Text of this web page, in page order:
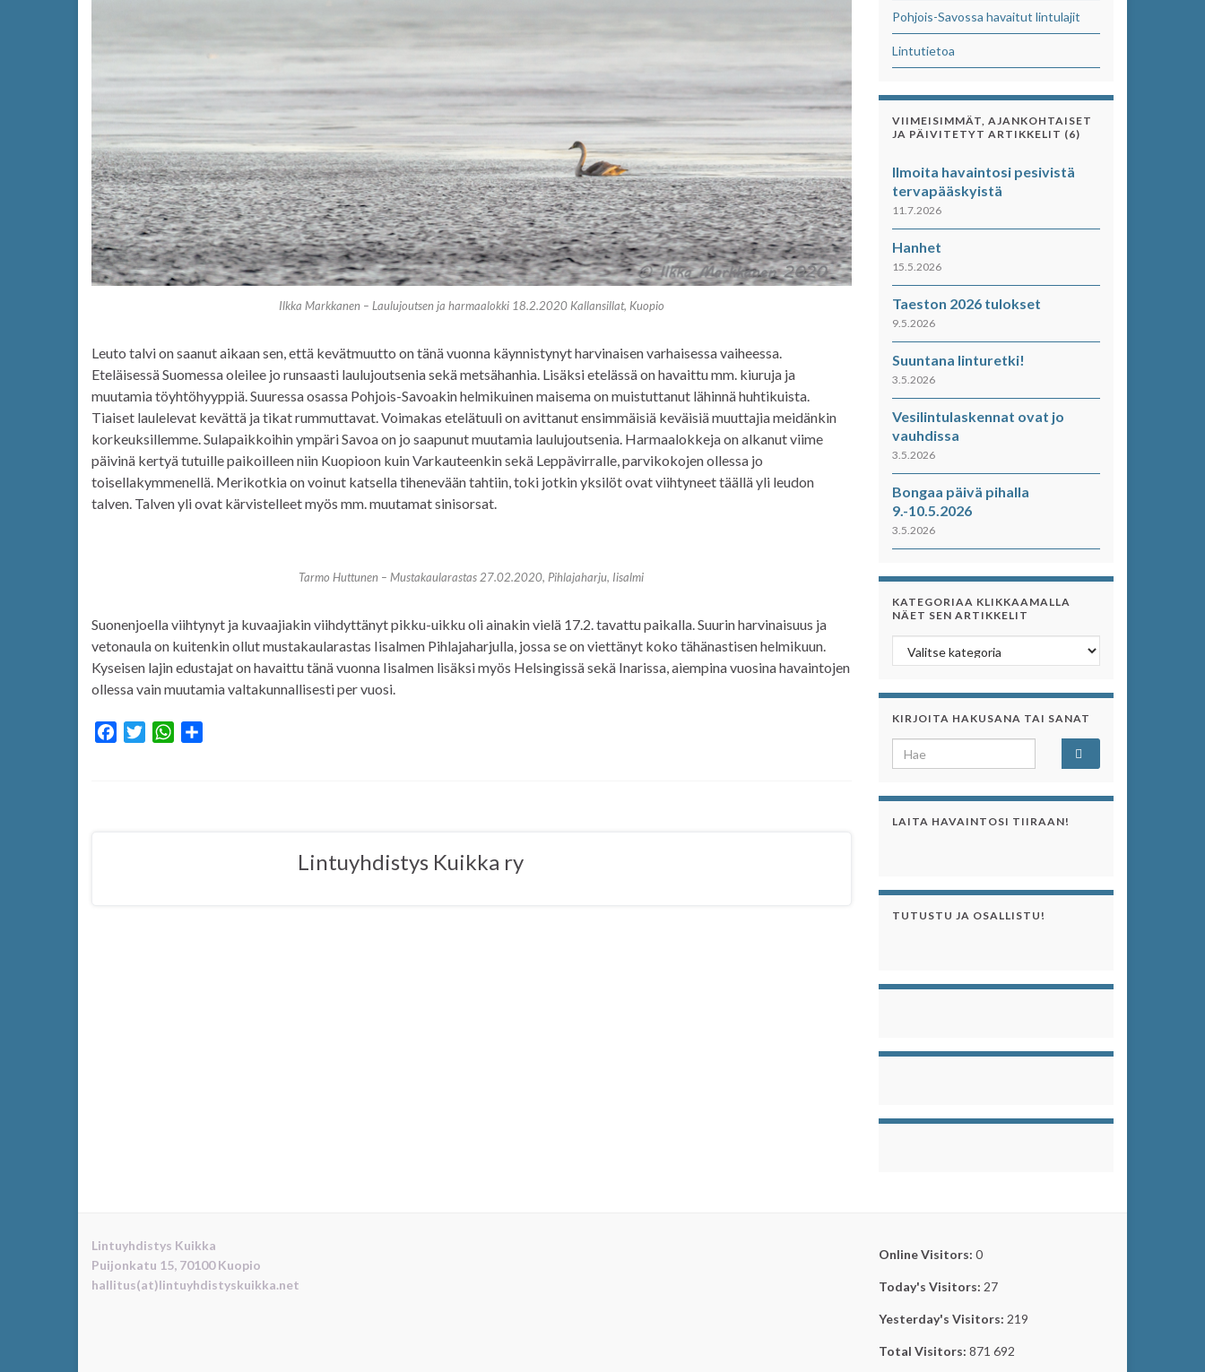
Ilkka Markkanen – Laulujoutsen ja harmaalokki 18.2.2020 Kallansillat, Kuopio
Leuto talvi on saanut aikaan sen, että kevätmuutto on tänä vuonna käynnistynyt harvinaisen varhaisessa vaiheessa.
Eteläisessä Suomessa oleilee jo runsaasti laulujoutsenia sekä metsähanhia. Lisäksi etelässä on havaittu mm. kiuruja ja
muutamia töyhtöhyyppiä. Suuressa osassa Pohjois-Savoakin helmikuinen maisema on muistuttanut lähinnä huhtikuista.
Tiaiset laulelevat kevättä ja tikat rummuttavat. Voimakas etelätuuli on avittanut ensimmäisiä keväisiä muuttajia meidänkin
korkeuksillemme. Sulapaikkoihin ympäri Savoa on jo saapunut muutamia laulujoutsenia. Harmaalokkeja on alkanut viime
päivinä kertyä tutuille paikoilleen niin Kuopioon kuin Varkauteenkin sekä Leppävirralle, parvikokojen ollessa jo
toisellakymmenellä. Merikotkia on voinut katsella tihenevään tahtiin, toki jotkin yksilöt ovat viihtyneet täällä yli leudon
talven. Talven yli ovat kärvistelleet myös mm. muutamat sinisorsat.
Tarmo Huttunen – Mustakaularastas 27.02.2020, Pihlajaharju, Iisalmi
Suonenjoella viihtynyt ja kuvaajiakin viihdyttänyt pikku-uikku oli ainakin vielä 17.2. tavattu paikalla. Suurin harvinaisuus ja
vetonaula on kuitenkin ollut mustakaularastas Iisalmen Pihlajaharjulla, jossa se on viettänyt koko tähänastisen helmikuun.
Kyseisen lajin edustajat on havaittu tänä vuonna Iisalmen lisäksi myös Helsingissä sekä Inarissa, aiempina vuosina havaintojen
ollessa vain muutamia valtakunnallisesti per vuosi.
W
Lintuyhdistys Kuikka ry
Pohjois-Savossa havaitut lintulajit
Lintutietoa
VIIMEISIMMÄT, AJANKOHTAISET
JA PÄIVITETYT ARTIKKELIT (6)
Ilmoita havaintosi pesivistä
tervapääskyistä
11.7.2026
Hanhet
15.5.2026
Taeston 2026 tulokset
9.5.2026
Suuntana linturetki!
3.5.2026
Vesilintulaskennat ovat jo
vauhdissa
3.5.2026
Bongaa päivä pihalla
9.-10.5.2026
3.5.2026
KATEGORIAA KLIKKAAMALLA
NÄET SEN ARTIKKELIT
Kategoriaa klikkaamalla näet sen artikkelit
KIRJOITA HAKUSANA TAI SANAT
Search for:
LAITA HAVAINTOSI TIIRAAN!
TUTUSTU JA OSALLISTU!
Lintuyhdistys Kuikka
Puijonkatu 15, 70100 Kuopio
hallitus(at)lintuyhdistyskuikka.net
Online Visitors: 0
Today's Visitors: 27
Yesterday's Visitors: 219
Total Visitors: 871 692